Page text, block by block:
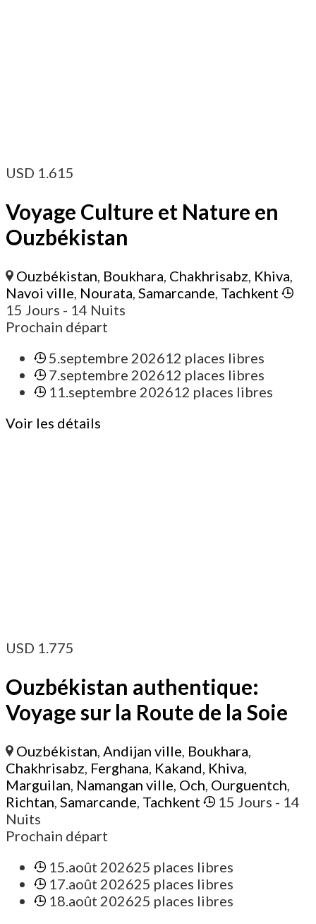
USD 1.615
Voyage Culture et Nature en
Ouzbékistan
Ouzbékistan Boukhara Chakhrisabz Khiva
Navoi ville Nourata Samarcande Tachkent
15 Jours - 14 Nuits
Prochain départ
5.septembre 202612 places libres
7.septembre 202612 places libres
11.septembre 202612 places libres
Voir les détails
USD 1.775
Ouzbékistan authentique:
Voyage sur la Route de la Soie
Ouzbékistan Andijan ville Boukhara
Chakhrisabz Ferghana Kakand Khiva
Marguilan Namangan ville Och Ourguentch
Richtan Samarcande Tachkent 15 Jours - 14
Nuits
Prochain départ
15.août 202625 places libres
17.août 202625 places libres
18.août 202625 places libres